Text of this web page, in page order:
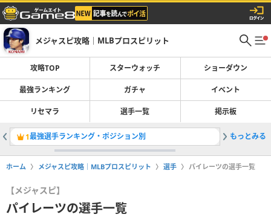
メジャスピ攻略｜MLBプロスピリット
攻略TOP スターウォッチ ショーダウン
最強ランキング ガチャ イベント
リセマラ 選手一覧 掲示板
1最強選手ランキング・ポジション別 2OTWお
もっとみる
ホーム メジャスピ攻略｜MLBプロスピリット 選手 パイレーツの選手一覧
【メジャスピ】
パイレーツの選手一覧